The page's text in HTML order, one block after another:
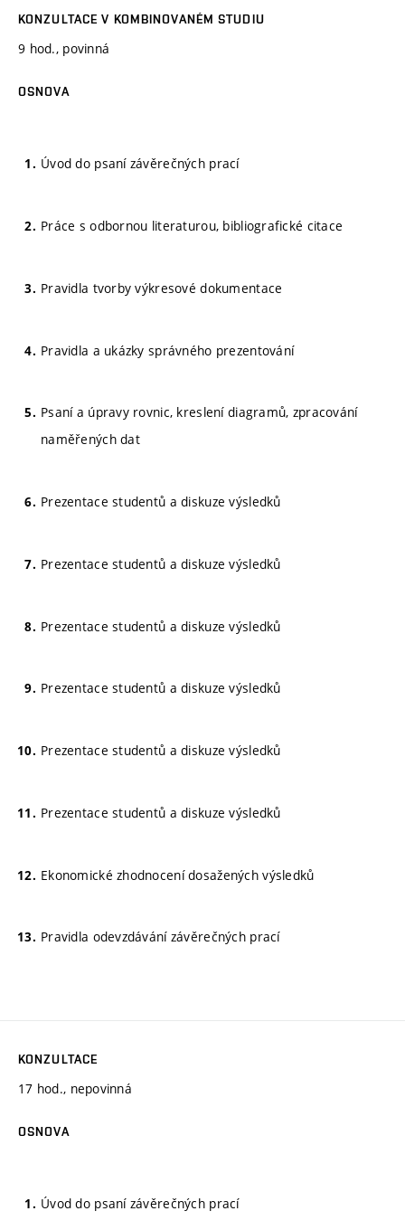
KONZULTACE V KOMBINOVANÉM STUDIU
9 hod., povinná
OSNOVA
Úvod do psaní závěrečných prací
Práce s odbornou literaturou, bibliografické citace
Pravidla tvorby výkresové dokumentace
Pravidla a ukázky správného prezentování
Psaní a úpravy rovnic, kreslení diagramů, zpracování
naměřených dat
Prezentace studentů a diskuze výsledků
Prezentace studentů a diskuze výsledků
Prezentace studentů a diskuze výsledků
Prezentace studentů a diskuze výsledků
Prezentace studentů a diskuze výsledků
Prezentace studentů a diskuze výsledků
Ekonomické zhodnocení dosažených výsledků
Pravidla odevzdávání závěrečných prací
KONZULTACE
17 hod., nepovinná
OSNOVA
Úvod do psaní závěrečných prací